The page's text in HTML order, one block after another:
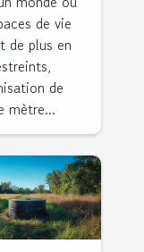
:
et
de vie
de plus en
de
mètre...